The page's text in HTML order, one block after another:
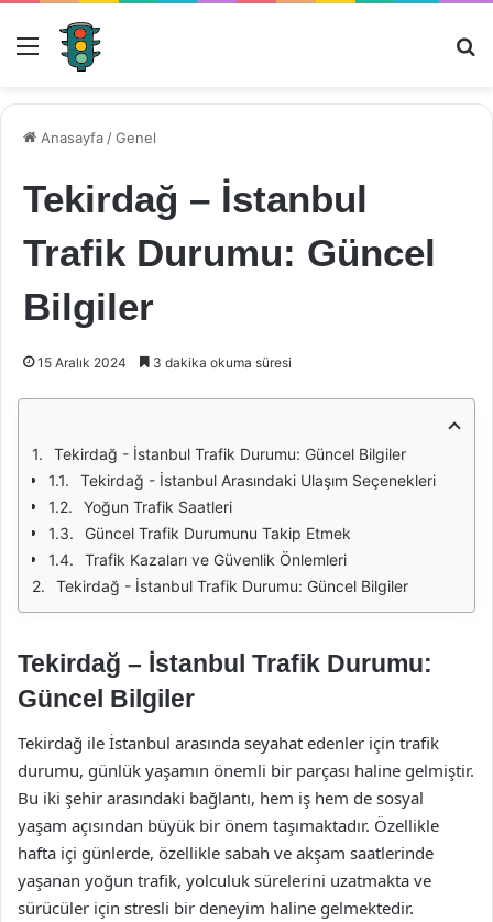
Menü
Anasayfa /Genel
Tekirdağ – İstanbul
Trafik Durumu: Güncel
Bilgiler
15 Aralık 2024 3 dakika okuma süresi
Tekirdağ - İstanbul Trafik Durumu: Güncel Bilgiler
Tekirdağ - İstanbul Arasındaki Ulaşım Seçenekleri
Yoğun Trafik Saatleri
Güncel Trafik Durumunu Takip Etmek
Trafik Kazaları ve Güvenlik Önlemleri
Tekirdağ - İstanbul Trafik Durumu: Güncel Bilgiler
Tekirdağ – İstanbul Trafik Durumu:
Güncel Bilgiler
Tekirdağ ile İstanbul arasında seyahat edenler için trafik
durumu, günlük yaşamın önemli bir parçası haline gelmiştir.
Bu iki şehir arasındaki bağlantı, hem iş hem de sosyal
yaşam açısından büyük bir önem taşımaktadır. Özellikle
hafta içi günlerde, özellikle sabah ve akşam saatlerinde
yaşanan yoğun trafik, yolculuk sürelerini uzatmakta ve
sürücüler için stresli bir deneyim haline gelmektedir.